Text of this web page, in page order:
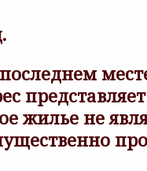
жилье не